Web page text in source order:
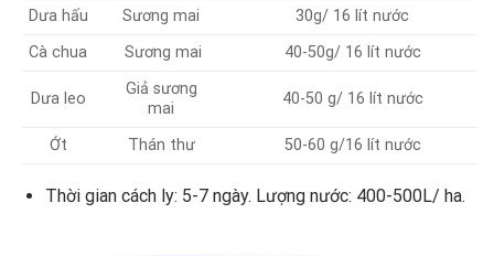
Dưa hấu Sương mai
30g/ 16 lít nước
Cà chua
Sương mai 40-50g/ 16 lít nước
Dưa leo
Giả sương
mai
40-50 g/ 16 lít nước
Ớt Thán thư 50-60 g/16 lít nước
Thời gian cách ly: 5-7 ngày. Lượng nước: 400-500L/ ha.